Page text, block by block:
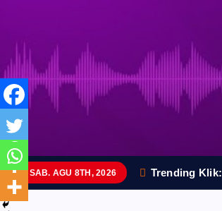
i
p
o
c
SAB. AGU 8TH, 2026 Trending Klik: